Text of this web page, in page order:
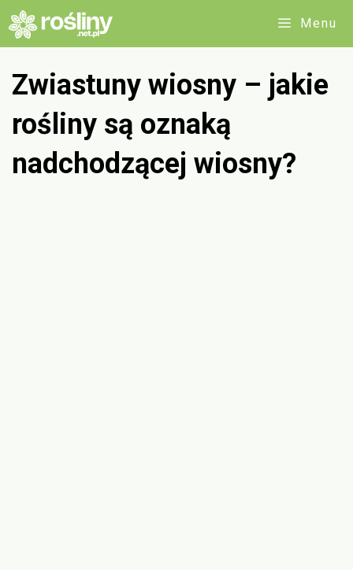
Przejdź
do
Menu
Zwiastuny wiosny – jakie
rośliny są oznaką
nadchodzącej wiosny?